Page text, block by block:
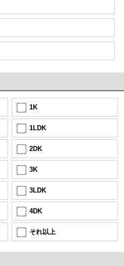
1K
1LDK
2DK
3K
3LDK
4DK
それ以上